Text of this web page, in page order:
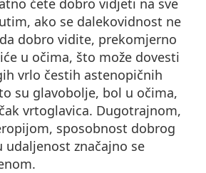
ćete dobro vidjeti na sve
ako se dalekovidnost ne
dobro vidite, prekomjerno
u očima, što može dovesti
vrlo čestih astenopičnih
su glavobolje, bol u očima,
vrtoglavica. Dugotrajnom,
sposobnost dobrog
udaljenost značajno se